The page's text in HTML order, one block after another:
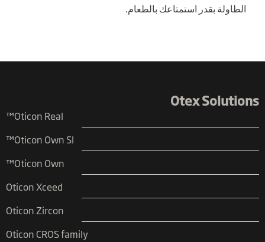
الطاولة بقدر استمتاعك بالطعام.
Otex Solutions
Oticon Real™
Oticon Own SI™
Oticon Own™
Oticon Xceed
Oticon Zircon
Oticon CROS family